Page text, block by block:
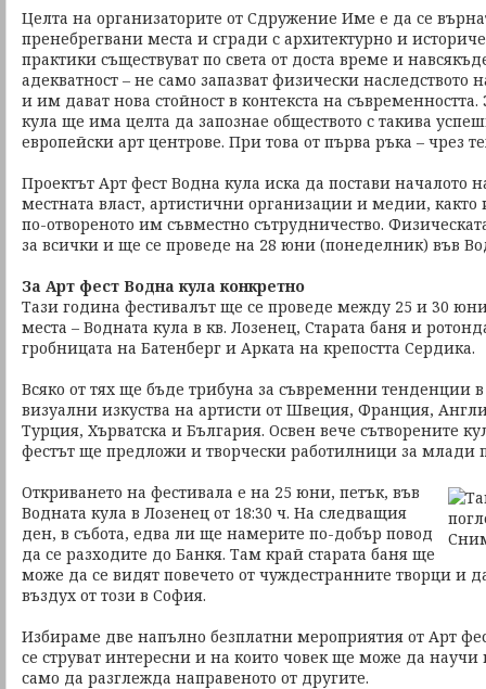
Целта на организаторите от Сдружение Име е да се
пренебрегвани места и сгради с архитектурно и
практики съществуват по света от доста време и
адекватност – не само запазват физически наследството
и им дават нова стойност в контекста на
кула ще има целта да запознае обществото с такива
европейски арт центрове. При това от първа ръка – чрез
Проектът Арт фест Водна кула иска да постави началото
местната власт, артистични организации и медии, както
по-отвореното им съвместно сътрудничество.
за всички и ще се проведе на 28 юни (понеделник) във
За Арт фест Водна кула конкретно
Тази година фестивалът ще се проведе между 25 и 30
места – Водната кула в кв. Лозенец, Старата баня и
гробницата на Батенберг и Арката на крепостта Сердика.
Всяко от тях ще бъде трибуна за съвременни тенденции
визуални изкуства на артисти от Швеция, Франция,
Турция, Хърватска и България. Освен вече сътворените
фестът ще предложи и творчески работилници за млади
Откриването на фестивала е на 25 юни, петък, във
Водната кула в Лозенец от 18:30 ч. На следващия
ден, в събота, едва ли ще намерите по-добър повод
да се разходите до Банкя. Там край старата баня ще
може да се видят повечето от чуждестранните творци и
въздух от този в София.
Избираме две напълно безплатни мероприятия от Арт
се струват интересни и на които човек ще може да
само да разглежда направеното от другите.